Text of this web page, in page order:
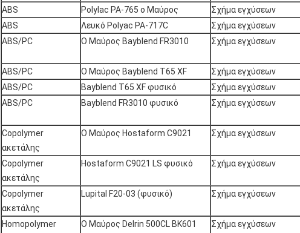
ABS
Polylac PA-765 ο Μαύρος Σχήμα εγχύσεων
ABS
Λευκό Polyac PA-717C Σχήμα εγχύσεων
ABS/PC
Ο Μαύρος Bayblend FR3010 Σχήμα εγχύσεων
ABS/PC
Ο Μαύρος Bayblend T65 XF Σχήμα εγχύσεων
ABS/PC
Bayblend T65 XF φυσικό Σχήμα εγχύσεων
ABS/PC
Bayblend FR3010 φυσικό Σχήμα εγχύσεων
Copolymer
ακετάλης
Ο Μαύρος Hostaform C9021 Σχήμα εγχύσεων
Copolymer
ακετάλης
Hostaform C9021 LS φυσικό Σχήμα εγχύσεων
Copolymer
ακετάλης
Lupital F20-03 (φυσικό) Σχήμα εγχύσεων
Homopolymer
Ο Μαύρος Delrin 500CL BK601 Σχήμα εγχύσεων